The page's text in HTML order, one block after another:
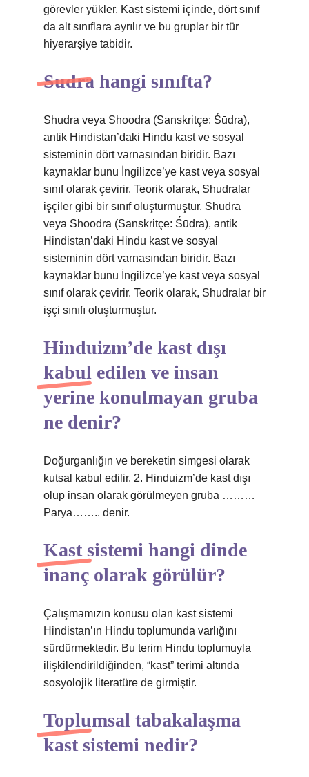
görevler yükler. Kast sistemi içinde, dört sınıf
da alt sınıflara ayrılır ve bu gruplar bir tür
hiyerarşiye tabidir.
Sudra hangi sınıfta?
Shudra veya Shoodra (Sanskritçe: Śūdra),
antik Hindistan’daki Hindu kast ve sosyal
sisteminin dört varnasından biridir. Bazı
kaynaklar bunu İngilizce’ye kast veya sosyal
sınıf olarak çevirir. Teorik olarak, Shudralar
işçiler gibi bir sınıf oluşturmuştur. Shudra
veya Shoodra (Sanskritçe: Śūdra), antik
Hindistan’daki Hindu kast ve sosyal
sisteminin dört varnasından biridir. Bazı
kaynaklar bunu İngilizce’ye kast veya sosyal
sınıf olarak çevirir. Teorik olarak, Shudralar bir
işçi sınıfı oluşturmuştur.
Hinduizm’de kast dışı
kabul edilen ve insan
yerine konulmayan gruba
ne denir?
Doğurganlığın ve bereketin simgesi olarak
kutsal kabul edilir. 2. Hinduizm’de kast dışı
olup insan olarak görülmeyen gruba ………
Parya…….. denir.
Kast sistemi hangi dinde
inanç olarak görülür?
Çalışmamızın konusu olan kast sistemi
Hindistan’ın Hindu toplumunda varlığını
sürdürmektedir. Bu terim Hindu toplumuyla
ilişkilendirildiğinden, “kast” terimi altında
sosyolojik literatüre de girmiştir.
Toplumsal tabakalaşma
kast sistemi nedir?